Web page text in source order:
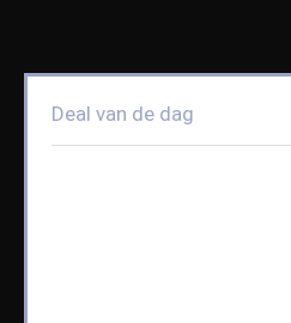
Deal van de dag